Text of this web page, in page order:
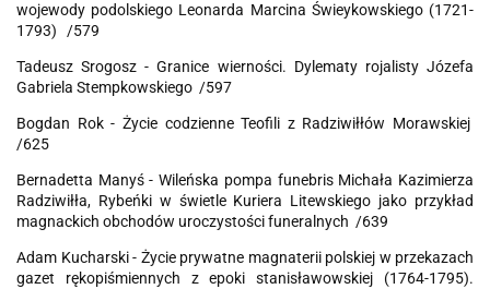
wojewody podolskiego Leonarda Marcina Świeykowskiego (1721-
1793) /579
Tadeusz Srogosz - Granice wierności. Dylematy rojalisty Józefa
Gabriela Stempkowskiego /597
Bogdan Rok - Życie codzienne Teofili z Radziwiłłów Morawskiej
/625
Bernadetta Manyś - Wileńska pompa funebris Michała Kazimierza
Radziwiłła, Rybeńki w świetle Kuriera Litewskiego jako przykład
magnackich obchodów uroczystości funeralnych /639
Adam Kucharski - Życie prywatne magnaterii polskiej w przekazach
gazet rękopiśmiennych z epoki stanisławowskiej (1764-1795).